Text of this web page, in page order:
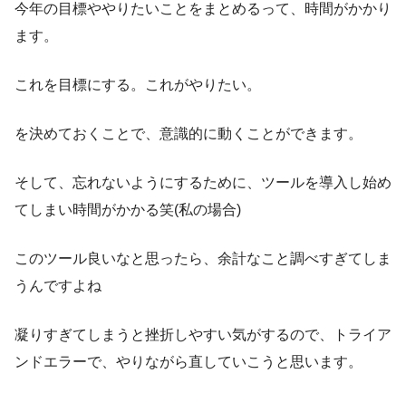
今年の目標ややりたいことをまとめるって、時間がかかり
ます。
これを目標にする。これがやりたい。
を決めておくことで、意識的に動くことができます。
そして、忘れないようにするために、ツールを導入し始め
てしまい時間がかかる笑(私の場合)
このツール良いなと思ったら、余計なこと調べすぎてしま
うんですよね
凝りすぎてしまうと挫折しやすい気がするので、トライア
ンドエラーで、やりながら直していこうと思います。